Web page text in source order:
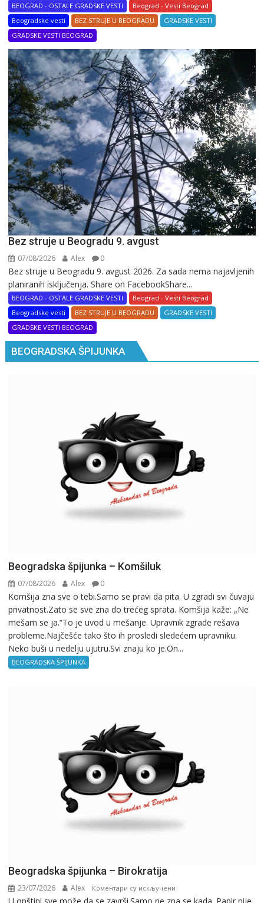
BEOGRAD - OSTALE GRADSKE VESTI
Beograd - Vesti Beograd
Beogradske vesti
BEZ STRUJE U BEOGRADU
GRADSKE VESTI
GRADSKE VESTI BEOGRAD
Bez struje u Beogradu 9. avgust
07/08/2026 Alex 0
Bez struje u Beogradu 9. avgust 2026. Za sada nema najavljenih
planiranih isključenja. Share on FacebookShare...
BEOGRAD - OSTALE GRADSKE VESTI
Beograd - Vesti Beograd
Beogradske vesti
BEZ STRUJE U BEOGRADU
GRADSKE VESTI
GRADSKE VESTI BEOGRAD
BEOGRADSKA ŠPIJUNKA
Beogradska špijunka – Komšiluk
07/08/2026 Alex 0
Komšija zna sve o tebi.Samo se pravi da pita. U zgradi svi čuvaju
privatnost.Zato se sve zna do trećeg sprata. Komšija kaže: „Ne
mešam se ja.“To je uvod u mešanje. Upravnik zgrade rešava
probleme.Najčešće tako što ih prosledi sledećem upravniku.
Neko buši u nedelju ujutru.Svi znaju ko je.On...
BEOGRADSKA ŠPIJUNKA
Beogradska špijunka – Birokratija
23/07/2026 Alex Коментари су искључени
Beogradska